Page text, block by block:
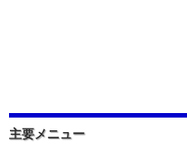
主要メニュー